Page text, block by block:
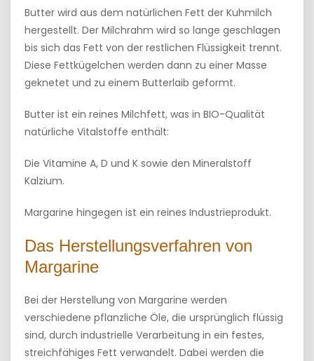
Butter wird aus dem natürlichen Fett der Kuhmilch
hergestellt. Der Milchrahm wird so lange geschlagen
bis sich das Fett von der restlichen Flüssigkeit trennt.
Diese Fettkügelchen werden dann zu einer Masse
geknetet und zu einem Butterlaib geformt.
Butter ist ein reines Milchfett, was in BIO-Qualität
natürliche Vitalstoffe enthält:
Die Vitamine A, D und K sowie den Mineralstoff
Kalzium.
Margarine hingegen ist ein reines Industrieprodukt.
Das Herstellungsverfahren von
Margarine
Bei der Herstellung von Margarine werden
verschiedene pflanzliche Öle, die ursprünglich flüssig
sind, durch industrielle Verarbeitung in ein festes,
streichfähiges Fett verwandelt. Dabei werden die